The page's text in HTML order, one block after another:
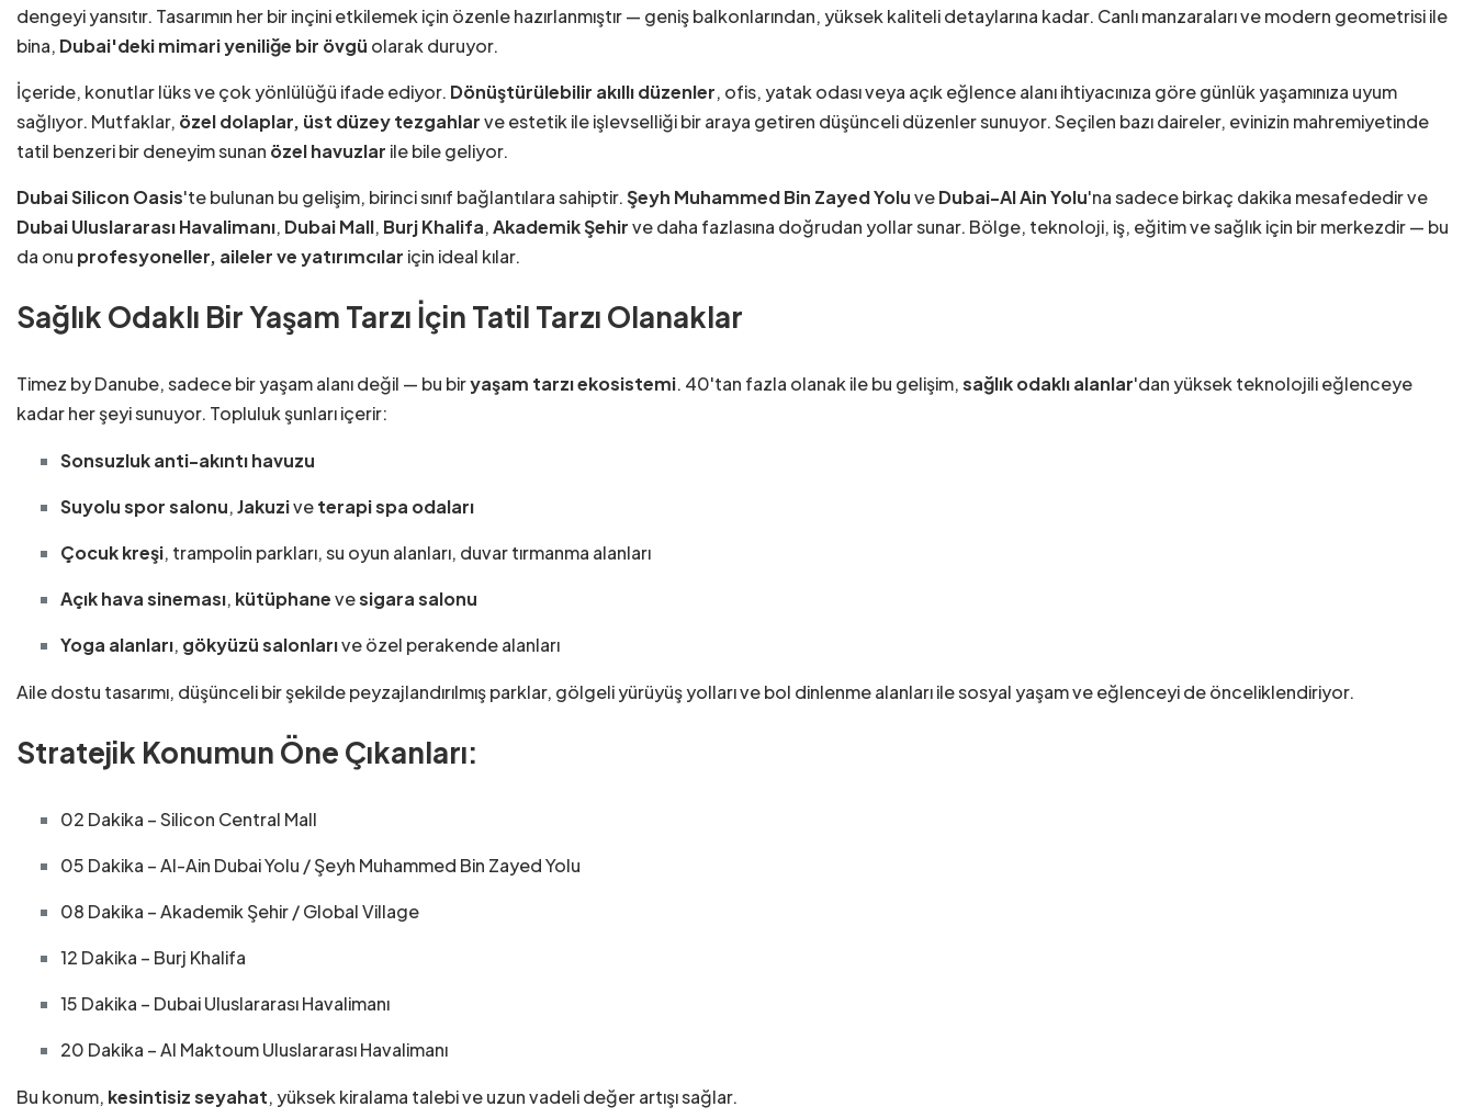
dengeyi yansıtır. Tasarımın her bir inçini etkilemek için özenle hazırlanmıştır — geniş balkonlarından, yüksek kaliteli detaylarına kadar. Canlı manzaraları ve modern geometrisi ile
bina, Dubai'deki mimari yeniliğe bir övgü olarak duruyor.
İçeride, konutlar lüks ve çok yönlülüğü ifade ediyor. Dönüştürülebilir akıllı düzenler, ofis, yatak odası veya açık eğlence alanı ihtiyacınıza göre günlük yaşamınıza uyum
sağlıyor. Mutfaklar, özel dolaplar, üst düzey tezgahlarve estetik ile işlevselliği bir araya getiren düşünceli düzenler sunuyor. Seçilen bazı daireler, evinizin mahremiyetinde
tatil benzeri bir deneyim sunan özel havuzlar ile bile geliyor.
Dubai Silicon Oasis'te bulunan bu gelişim, birinci sınıf bağlantılara sahiptir.Şeyh Muhammed Bin Zayed YoluveDubai-Al Ain Yolu'na sadece birkaç dakika mesafededir ve
Dubai Uluslararası Havalimanı, Dubai Mall, Burj Khalifa,Akademik Şehirve daha fazlasına doğrudan yollar sunar. Bölge, teknoloji, iş, eğitim ve sağlık için bir merkezdir — bu
da onu profesyoneller, aileler ve yatırımcılar için ideal kılar.
Sağlık Odaklı Bir Yaşam Tarzı İçin Tatil Tarzı Olanaklar
Timez by Danube, sadece bir yaşam alanı değil — bu biryaşam tarzı ekosistemi. 40'tan fazla olanak ile bu gelişim,sağlık odaklı alanlar'dan yüksek teknolojili eğlenceye
kadar her şeyi sunuyor. Topluluk şunları içerir:
Sonsuzluk anti-akıntı havuzu
Suyolu spor salonu,Jakuziveterapi spa odaları
Çocuk kreşi, trampolin parkları, su oyun alanları, duvar tırmanma alanları
Açık hava sineması, kütüphanevesigara salonu
Yoga alanları, gökyüzü salonlarıve özel perakende alanları
Aile dostu tasarımı, düşünceli bir şekilde peyzajlandırılmış parklar, gölgeli yürüyüş yolları ve bol dinlenme alanları ile sosyal yaşam ve eğlenceyi de önceliklendiriyor.
Stratejik Konumun Öne Çıkanları:
02 Dakika – Silicon Central Mall
05 Dakika – Al-Ain Dubai Yolu / Şeyh Muhammed Bin Zayed Yolu
08 Dakika – Akademik Şehir / Global Village
12 Dakika – Burj Khalifa
15 Dakika – Dubai Uluslararası Havalimanı
20 Dakika – Al Maktoum Uluslararası Havalimanı
Bu konum, kesintisiz seyahat, yüksek kiralama talebi ve uzun vadeli değer artışı sağlar.